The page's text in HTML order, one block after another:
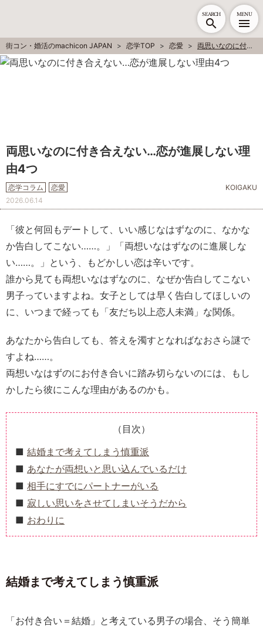
SEARCH MENU
街コン・婚活のmachicon JAPAN 恋学TOP 恋愛 両思いなのに付き合えない…恋が進展しない理由4つ
両思いなのに付き合えない…恋が進展しない理
由4つ
恋学コラム 恋愛
KOIGAKU
2026.06.14
「彼と何回もデートして、いい感じなはずなのに、なかな
か告白してこない……。」「両想いなはずなのに進展しな
い……。」という、もどかしい恋は辛いです。
誰から見ても両想いなはずなのに、なぜか告白してこない
男子っていますよね。女子としては早く告白してほしいの
に、いつまで経っても「友だち以上恋人未満」な関係。
あなたから告白しても、答えを濁すとなればなおさら謎で
すよね……。
両想いなはずのにお付き合いに踏み切らないのには、もし
かしたら彼にこんな理由があるのかも。
（目次）
結婚まで考えてしまう慎重派
あなたが両想いと思い込んでいるだけ
相手にすでにパートナーがいる
寂しい思いをさせてしまいそうだから
おわりに
結婚まで考えてしまう慎重派
「お付き合い＝結婚」と考えている男子の場合、そう簡単